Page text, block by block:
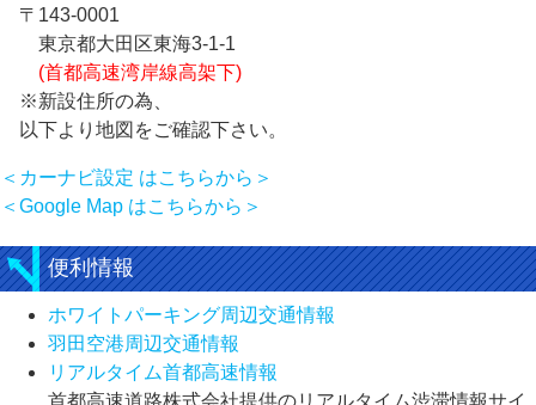
〒143-0001
東京都大田区東海3-1-1
(首都高速湾岸線高架下)
※新設住所の為、
以下より地図をご確認下さい。
＜カーナビ設定 はこちらから＞
＜Google Map はこちらから＞
便利情報
ホワイトパーキング周辺交通情報
羽田空港周辺交通情報
リアルタイム首都高速情報
首都高速道路株式会社提供のリアルタイム渋滞情報サイ